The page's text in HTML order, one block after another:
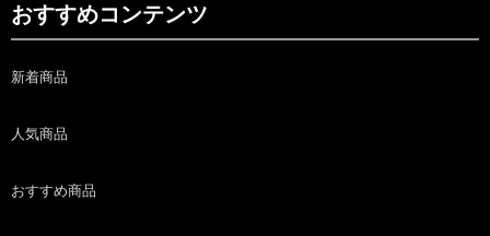
おすすめコンテンツ
新着商品
人気商品
おすすめ商品